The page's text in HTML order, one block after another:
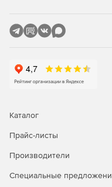
Каталог
Прайс-листы
Производители
Специальные